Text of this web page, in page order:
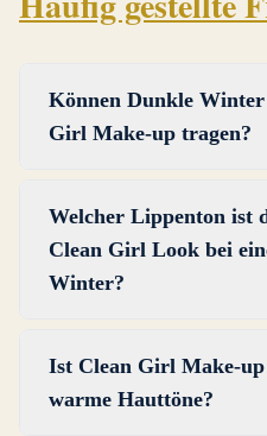
Können Dunkle
Girl Make-up tragen?
Deckkraft, minimale
Finish), aber die
warm-hell zu kühl-tief.
Mascara ersetzen
warme Beige-Schleier
Welcher Lippenton ist
Clean Girl Look bei
Winter?
kühles Mauve. Diese
Unterton auf und führen
Ist Clean Girl Make-
warme Hauttöne?